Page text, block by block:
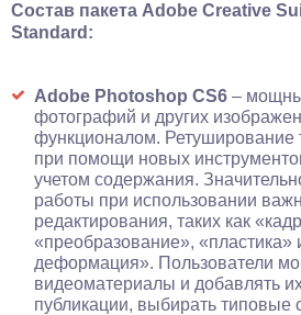
Состав пакета Adobe Creative
Standard:
Adobe Photoshop CS6 –
фотографий и других
функционалом. Ретуширование
при помощи новых
учетом содержания.
работы при использовании
редактирования, таких как
«преобразование», «пластика»
деформация». Пользователи
видеоматериалы и добавлять
публикации, выбирать типовые